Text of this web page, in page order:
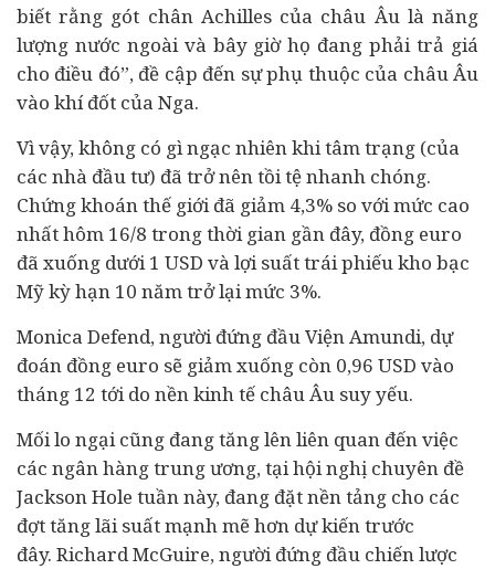
biết rằng gót chân Achilles của châu Âu là năng
lượng nước ngoài và bây giờ họ đang phải trả giá
cho điều đó”, đề cập đến sự phụ thuộc của châu Âu
vào khí đốt của Nga.
Vì vậy, không có gì ngạc nhiên khi tâm trạng (của
các nhà đầu tư) đã trở nên tồi tệ nhanh chóng.
Chứng khoán thế giới đã giảm 4,3% so với mức cao
nhất hôm 16/8 trong thời gian gần đây, đồng euro
đã xuống dưới 1 USD và lợi suất trái phiếu kho bạc
Mỹ kỳ hạn 10 năm trở lại mức 3%.
Monica Defend, người đứng đầu Viện Amundi, dự
đoán đồng euro sẽ giảm xuống còn 0,96 USD vào
tháng 12 tới do nền kinh tế châu Âu suy yếu.
Mối lo ngại cũng đang tăng lên liên quan đến việc
các ngân hàng trung ương, tại hội nghị chuyên đề
Jackson Hole tuần này, đang đặt nền tảng cho các
đợt tăng lãi suất mạnh mẽ hơn dự kiến ​​trước
đây. Richard McGuire, người đứng đầu chiến lược